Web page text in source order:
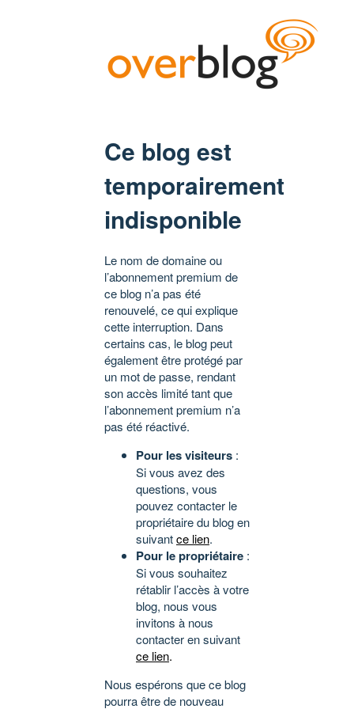
Ce blog est
temporairement
indisponible
Le nom de domaine ou
l’abonnement premium de
ce blog n’a pas été
renouvelé, ce qui explique
cette interruption. Dans
certains cas, le blog peut
également être protégé par
un mot de passe, rendant
son accès limité tant que
l’abonnement premium n’a
pas été réactivé.
Pour les visiteurs :
Si vous avez des
questions, vous
pouvez contacter le
propriétaire du blog en
suivantce lien.
Pour le propriétaire :
Si vous souhaitez
rétablir l’accès à votre
blog, nous vous
invitons à nous
contacter en suivant
ce lien.
Nous espérons que ce blog
pourra être de nouveau